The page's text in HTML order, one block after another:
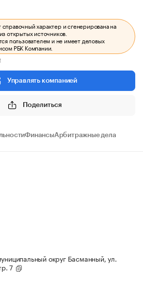
характер и сгенерирована на
открытых источников.
пользователем и не имеет деловых
РБК Компании.
Управлять компанией
Поделиться
ФинансыАрбитражные дела
округ Басманный, ул.
7